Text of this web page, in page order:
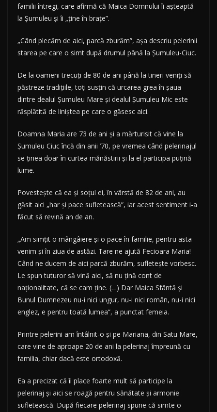
familii întregi, care afirmă că Maica Domnului îi aşteaptă
la Şumuleu şi îi „ţine în braţe”.
„Când plecăm de aici, parcă zburăm”, aşa descriu pelerinii
starea pe care o simt după drumul până la Şumuleu-Ciuc.
De la oameni trecuţi de 80 de ani până la tineri veniţi să
păstreze tradiţiile, toţi susţin că urcarea grea în şaua
dintre dealul Şumuleu Mare şi dealul Şumuleu Mic este
răsplătită de liniştea pe care o găsesc aici.
Doamna Maria are 73 de ani şi a mărturisit că vine la
Şumuleu Ciuc încă din anii ’70, pe vremea când pelerinajul
se ţinea doar în curtea mănăstirii şi la el participa puţină
lume.
Povesteşte că ea şi soţul ei, în vârstă de 82 de ani, au
găsit aici „har şi pace sufletească”, iar acest sentiment i-a
făcut să revină an de an.
„Am simţit o mângâiere şi o pace în familie, pentru asta
venim şi în ziua de astăzi. Tare ne ajută Fecioara Maria!
Când ne ducem de aici parcă zburăm, sufleteşte vorbesc.
Le spun tuturor să vină aici, să nu ţină cont de
naţionalitate, că se cam ţine. (…) Dar Maica Sfântă şi
Bunul Dumnezeu nu-i nici ungur, nu-i nici român, nu-i nici
englez, e pentru toată lumea”, a punctat femeia.
Printre pelerini am întâlnit-o şi pe Mariana, din Satu Mare,
care vine de aproape 20 de ani la pelerinaj împreună cu
familia, chiar dacă este ortodoxă.
Ea a precizat că îi place foarte mult să participe la
pelerinaj şi aici se roagă pentru sănătate şi armonie
sufletească. După fiecare pelerinaj spune că simte o